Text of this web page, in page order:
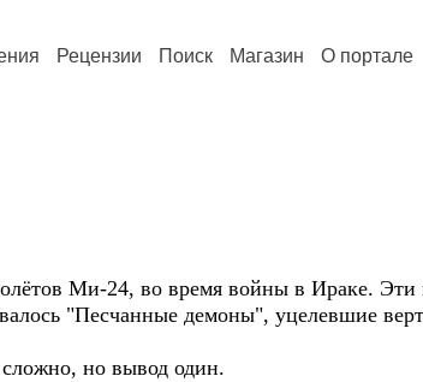
Рецензии Поиск Магазин О портале
Ми-24, во время войны в Ираке. Эти
"Песчанные демоны", уцелевшие
но вывод один.